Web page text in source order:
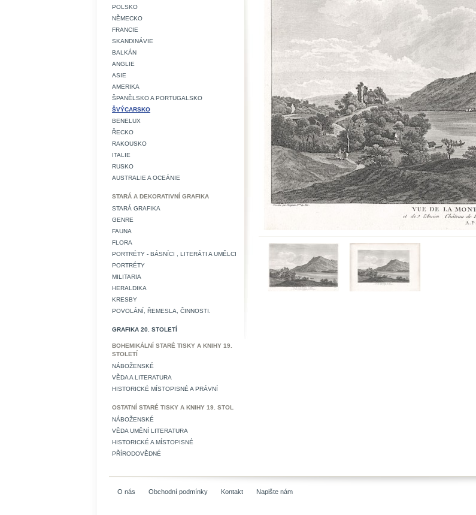
POLSKO
NĚMECKO
FRANCIE
SKANDINÁVIE
BALKÁN
ANGLIE
ASIE
AMERIKA
ŠPANĚLSKO A PORTUGALSKO
ŠVÝCARSKO
BENELUX
ŘECKO
RAKOUSKO
ITALIE
RUSKO
AUSTRALIE A OCEÁNIE
STARÁ A DEKORATIVNÍ GRAFIKA
STARÁ GRAFIKA
GENRE
FAUNA
FLORA
PORTRÉTY - BÁSNÍCI , LITERÁTI A UMĚLCI
PORTRÉTY
MILITARIA
HERALDIKA
KRESBY
POVOLÁNÍ, ŘEMESLA, ČINNOSTI.
GRAFIKA 20. STOLETÍ
BOHEMIKÁLNÍ STARÉ TISKY A KNIHY 19.
STOLETÍ
NÁBOŽENSKÉ
VĚDA A LITERATURA
HISTORICKÉ MÍSTOPISNÉ A PRÁVNÍ
OSTATNÍ STARÉ TISKY A KNIHY 19. STOL
NÁBOŽENSKÉ
VĚDA UMĚNÍ LITERATURA
HISTORICKÉ A MÍSTOPISNÉ
PŘÍRODOVĚDNÉ
O nás Obchodní podmínky Kontakt Napište nám